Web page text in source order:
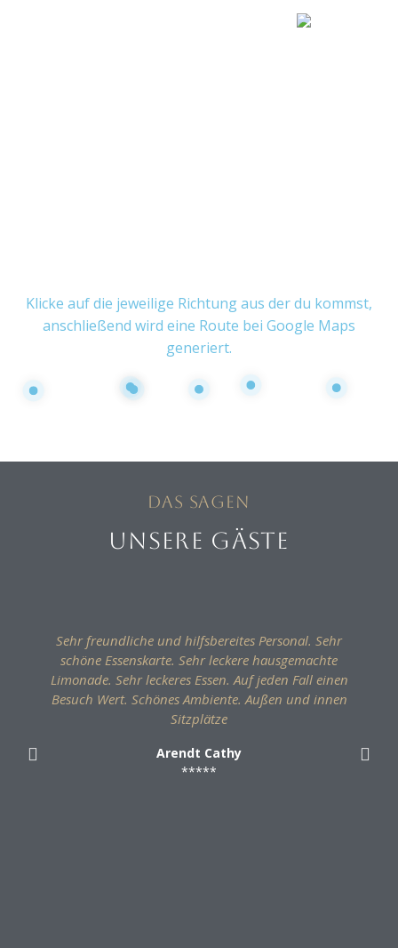
Klicke auf die jeweilige Richtung aus der du kommst,
anschließend wird eine Route bei Google Maps
generiert.
Das sagen
UNSERE GÄSTE
Sehr freundliche und hilfsbereites Personal. Sehr
schöne Essenskarte. Sehr leckere hausgemachte
Limonade. Sehr leckeres Essen. Auf jeden Fall einen
Besuch Wert. Schönes Ambiente. Außen und innen
Sitzplätze
Arendt Cathy
*****